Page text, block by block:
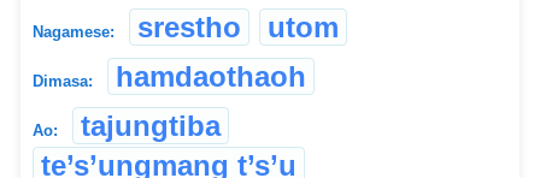
Nagamese: srestho utom
Dimasa: hamdaothaoh
Ao:
tajungtiba
te’s’ungmang t’s’u